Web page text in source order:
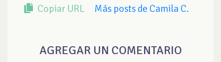
Copiar URL Más posts de Camila C.
AGREGAR UN COMENTARIO